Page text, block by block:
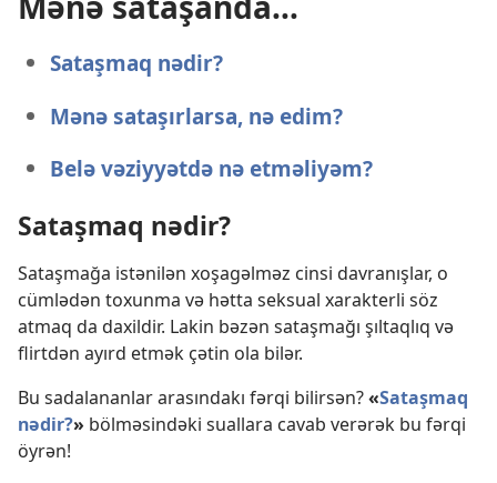
Sataşmaq nədir?
Mənə sataşırlarsa, nə edim?
Belə vəziyyətdə nə etməliyəm?
Sataşmaq nədir?
Sataşmağa istənilən xoşagəlməz cinsi davranışlar, o
cümlədən toxunma və hətta seksual xarakterli söz
atmaq da daxildir. Lakin bəzən sataşmağı şıltaqlıq və
flirtdən ayırd etmək çətin ola bilər.
Bu sadalananlar arasındakı fərqi bilirsən?«Sataşmaq
nədir?» bölməsindəki suallara cavab verərək bu fərqi
öyrən!